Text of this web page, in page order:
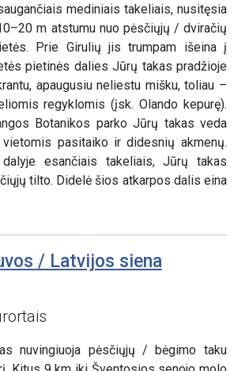
mediniais takeliais, nusitęsia
m atstumu nuo pėsčiųjų / dviračių
Prie Girulių jis trumpam išeina į
pietinės dalies Jūrų takas pradžioje
apaugusiu neliestu mišku, toliau –
regyklomis (įsk. Olando kepurę).
Botanikos parko Jūrų takas veda
pasitaiko ir didesnių akmenų.
esančiais takeliais, Jūrų takas
tilto. Didelė šios atkarpos dalis eina
/ Latvijos siena
nuvingiuoja pėsčiųjų / bėgimo taku